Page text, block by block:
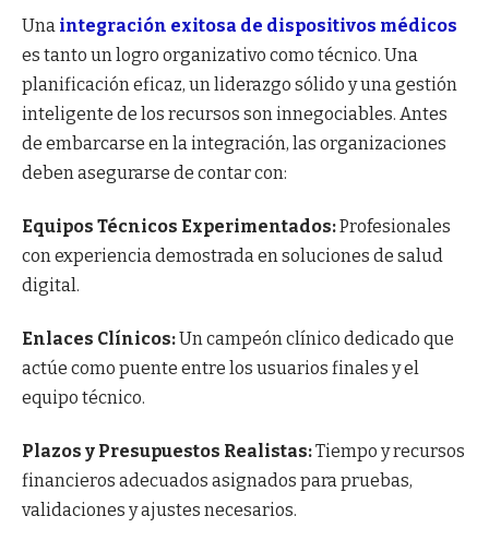
Una integración exitosa de dispositivos médicos
es tanto un logro organizativo como técnico. Una
planificación eficaz, un liderazgo sólido y una gestión
inteligente de los recursos son innegociables. Antes
de embarcarse en la integración, las organizaciones
deben asegurarse de contar con:
Equipos Técnicos Experimentados:Profesionales
con experiencia demostrada en soluciones de salud
digital.
Enlaces Clínicos:Un campeón clínico dedicado que
actúe como puente entre los usuarios finales y el
equipo técnico.
Plazos y Presupuestos Realistas:Tiempo y recursos
financieros adecuados asignados para pruebas,
validaciones y ajustes necesarios.